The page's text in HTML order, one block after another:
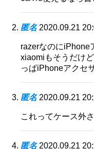
匿名 2020.09.21
razerなのにiPhone
xiaomiもそうだけ
っぱiPhoneアクセ
匿名 2020.09.21
これってケース外
匿名 2020.09.21